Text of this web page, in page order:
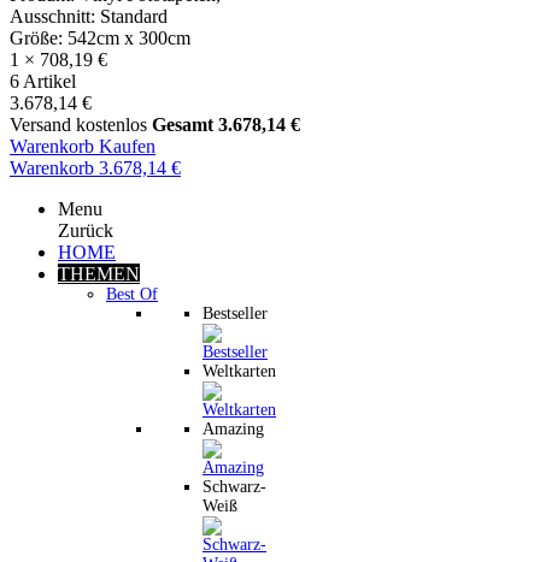
Ausschnitt: Standard
Größe: 542cm x 300cm
1 × 708,19 €
6 Artikel
3.678,14 €
Versand kostenlos Gesamt 3.678,14 €
Warenkorb Kaufen
Warenkorb 3.678,14 €
Menu
Zurück
HOME
THEMEN
Best Of
Bestseller
Weltkarten
Amazing
Schwarz-
Weiß